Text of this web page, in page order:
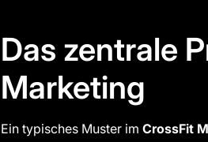
Das zentrale
Marketing
Ein typisches Muster im CrossFit